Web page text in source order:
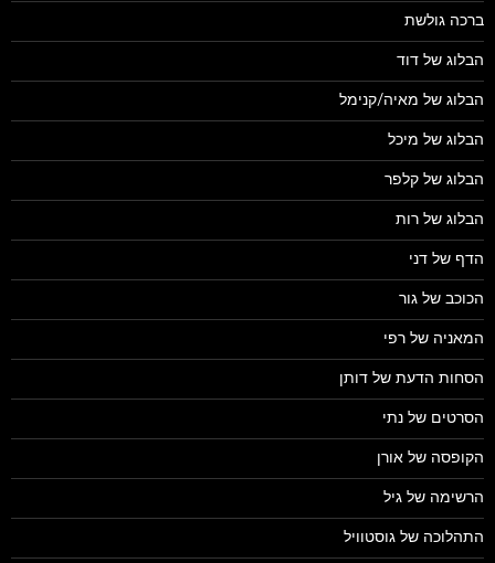
ברכה גולשת
הבלוג של דוד
הבלוג של מאיה/קנימל
הבלוג של מיכל
הבלוג של קלפר
הבלוג של רות
הדף של דני
הכוכב של גור
המאניה של רפי
הסחות הדעת של דותן
הסרטים של נתי
הקופסה של אורן
הרשימה של גיל
התהלוכה של גוסטוויל